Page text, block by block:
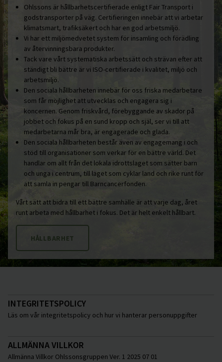
Ohlssons är hållbarhetscertifierade enligt Fair Transport i
godstransporter på väg. Certifieringen innebär att vi arbetar
klimatsmart, trafiksäkert och har en god arbetsmiljö.
Vi har ett miljömedvetet system för insamling och förädling
av återvinningsbara produkter.
Tack vare vårt systematiska arbetssätt och strävan efter att
ständigt bli bättre är vi ISO-certifierade i kvalitet, miljö och
arbetsmiljö.
Den sociala hållbarheten innebär för oss friska medarbetare
som får möjlighet att utvecklas och engagera sig i
koncernen. Genom friskvård, förebyggande av skador på
jobbet och fokus på en sund kropp och själ, ser vi till att
medarbetarna mår bra, är engagerade och glada.
Den sociala hållbarheten består även av engagemang i och
stöd till organisationer som verkar för en bättre värld. Det
handlar om allt från det lokala idrottslaget som sätter barn
och unga i centrum, till laget som cyklar land och rike runt för
att samla in pengar till Barncancerfonden.
Vårt sätt att bidra till ett bättre samhälle är att varje dag, året
runt arbeta med hållbarhet i fokus. Det är helt enkelt hållbart.
HÅLLBARHET
INTEGRITETSPOLICY
Läs om vår integritetspolicy och hur vi hanterar personuppgifter
ALLMÄNNA VILLKOR
Allmänna Villkor Ohlssonsgruppen Ver. 1 2025 07 01